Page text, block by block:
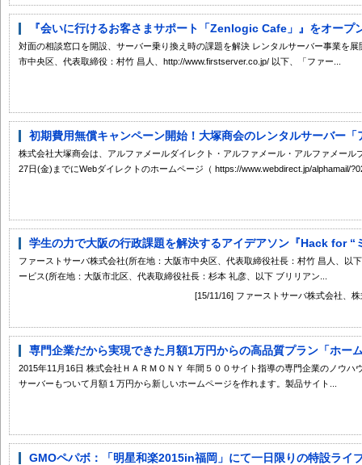
『会いに行けるお客さまサポート「Zenlogic Cafe」』をオープ
対面の相談窓口を開設、サーバー乗り換え時の課題を解決 レンタルサーバー事業を
市中央区、代表取締役：村竹 昌人、http://www.firstserver.co.jp/ 以下、「ファー...
初期費用無償キャンペーン開始！大塚商会のレンタルサーバー「
株式会社大塚商会は、アルファメールダイレクト・アルファメール・アルファメール
27日(金)までにWebダイレクトのホームページ（ https://www.webdirect.jp/alphamail/
学生の力で大阪の行政課題を解決するアイデアソン『Hack for
ファーストサーバ株式会社(所在地：大阪市中央区、代表取締役社長：村竹 昌人、以
ービス(所在地：大阪市北区、代表取締役社長：杉本 礼彦、以下 ブリリアン...
[15/11/16] ファーストサーバ株式会社、
専門企業だから実現できた月額1万円からの高品質プラン「ホー
2015年11月16日 株式会社ＨＡＲＭＯＮＹ 年間５００サイト指導の専門企業のノウハ
サーバーもついて月額１万円から新しいホームページを作れます。製品サイト...
GMOペパボ：「明星和楽2015in福岡」にて一日限りの特設ライ